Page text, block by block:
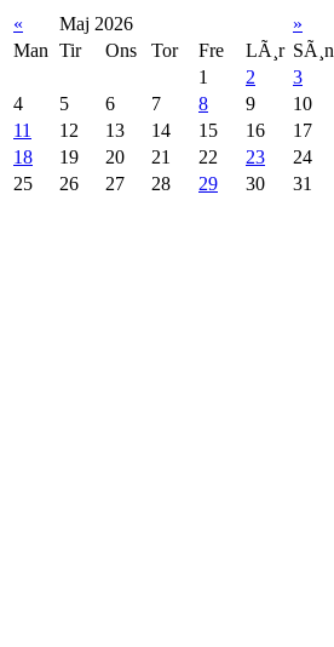
« Maj 2026
»
Man Tir Ons Tor Fre LÃ¸r SÃ¸n
1
2
3
4
5 6 7 8 9
10
11
12 13 14 15 16
17
18
19 20 21 22 23
24
25
26 27 28 29 30 31